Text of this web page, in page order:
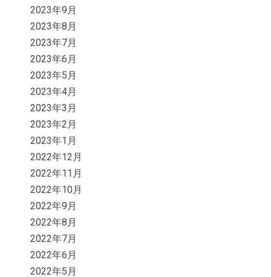
2023年9月
2023年8月
2023年7月
2023年6月
2023年5月
2023年4月
2023年3月
2023年2月
2023年1月
2022年12月
2022年11月
2022年10月
2022年9月
2022年8月
2022年7月
2022年6月
2022年5月